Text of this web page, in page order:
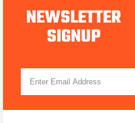
NEWSLETTER
SIGNUP